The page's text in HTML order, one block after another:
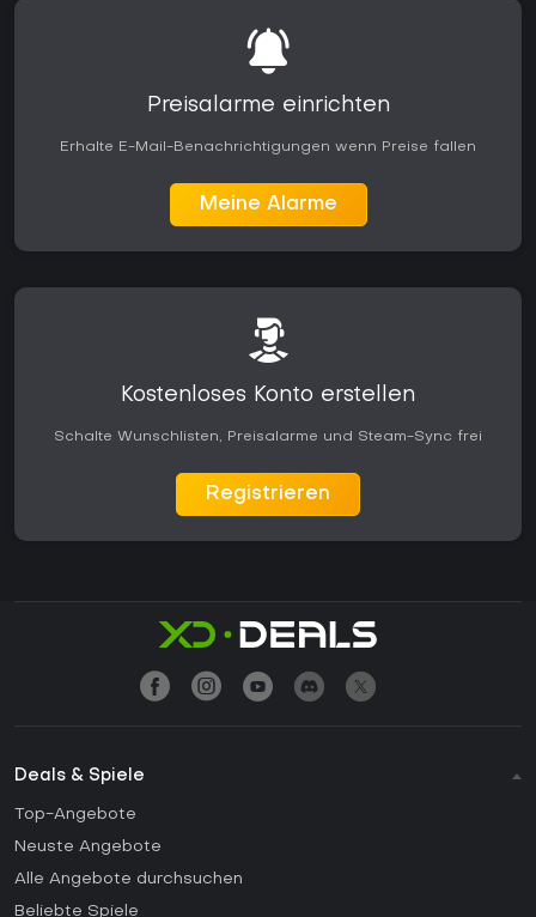
Preisalarme einrichten
Erhalte E-Mail-Benachrichtigungen wenn Preise fallen
Meine Alarme
Kostenloses Konto erstellen
Schalte Wunschlisten, Preisalarme und Steam-Sync frei
Registrieren
Deals & Spiele
Top-Angebote
Neuste Angebote
Alle Angebote durchsuchen
Beliebte Spiele